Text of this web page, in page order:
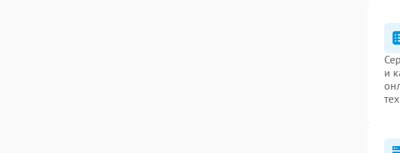
и